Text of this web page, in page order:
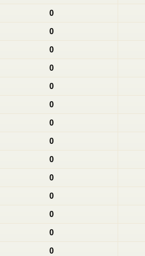
0
0
0
0
0
0
0
0
0
0
0
0
0
0